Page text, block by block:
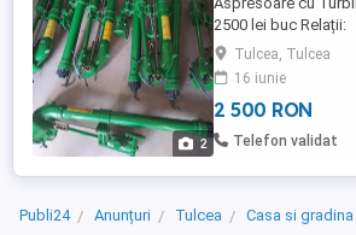
2
2500 lei buc Relații:
Tulcea, Tulcea
16 iunie
2 500 RON
Telefon validat
Publi24 Anunțuri Tulcea Casa si gradina